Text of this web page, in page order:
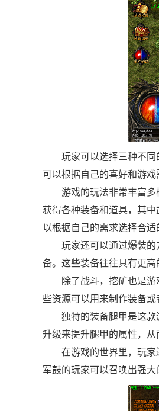
玩家可以选择三种不
可以根据自己的喜好和游戏
游戏的玩法非常丰富
获得各种装备和道具，其
以根据自己的需求选择合适
玩家还可以通过爆装
备。这些装备往往具有更高
除了战斗，挖矿也是
些资源可以用来制作装备或
独特的装备腿甲是这
升级来提升腿甲的属性，从
在游戏的世界里，玩
军鼓的玩家可以召唤出强大